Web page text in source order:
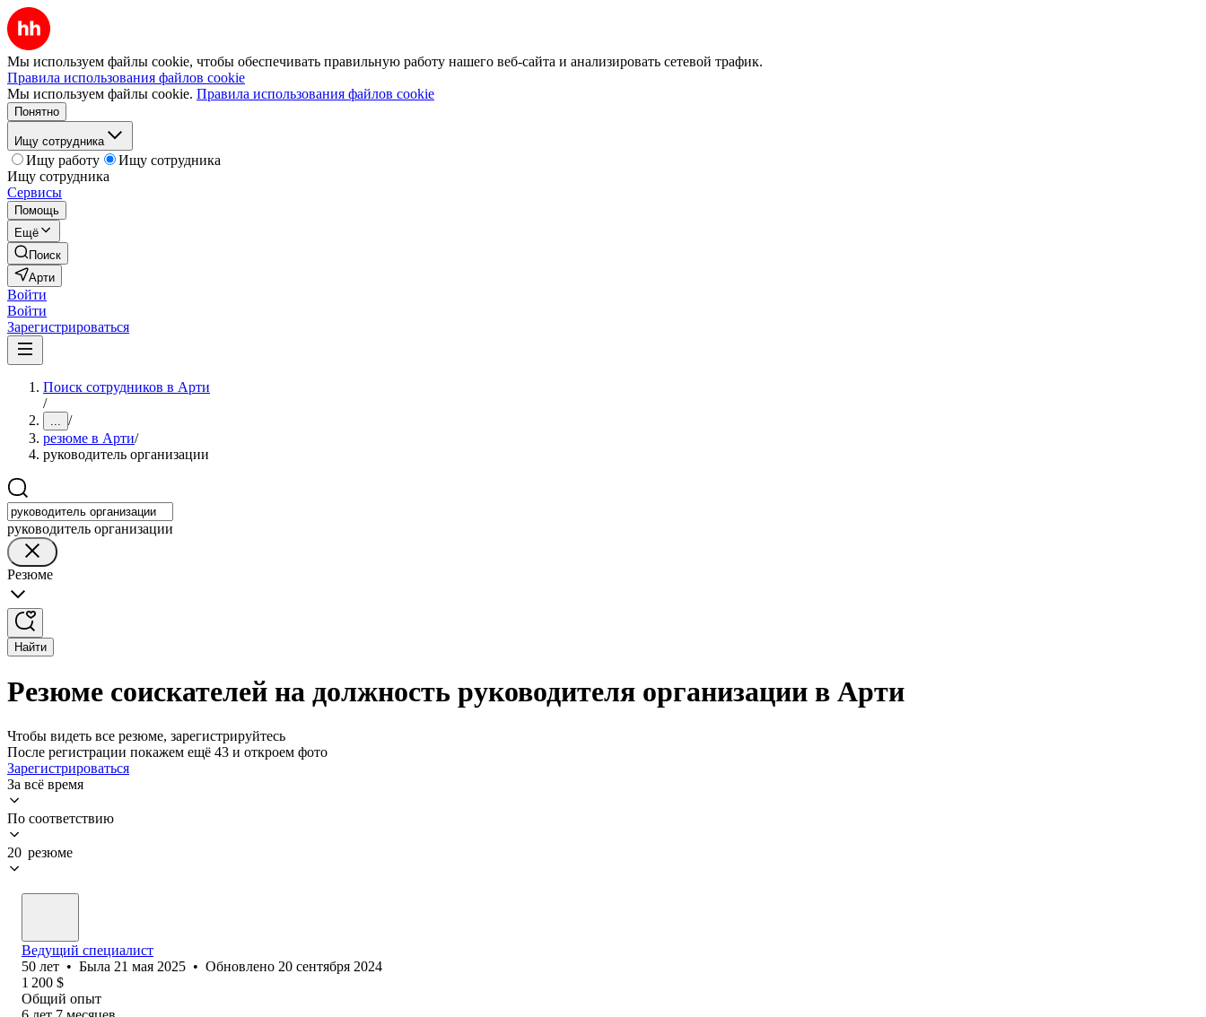
Мы используем файлы cookie, чтобы обеспечивать правильную работу нашего веб-сайта и анализировать сетевой трафик.
Правила использования файлов cookie
Мы используем файлы cookie. Правила использования файлов cookie
Понятно
Ищу сотрудника
Ищу работу
Ищу сотрудника
Ищу сотрудника
Сервисы
Помощь
Ещё
Поиск
Арти
Войти
Войти
Зарегистрироваться
Поиск сотрудников в Арти
/
... /
резюме в Арти/
руководитель организации
руководитель организации
Резюме
Найти
Резюме соискателей на должность руководителя организации в Арти
Чтобы видеть все резюме, зарегистрируйтесь
После регистрации покажем ещё 43 и откроем фото
Зарегистрироваться
За всё время
По соответствию
20 резюме
Ведущий специалист
50 лет • Была 21 мая 2025 • Обновлено 20 сентября 2024
1 200 $
Общий опыт